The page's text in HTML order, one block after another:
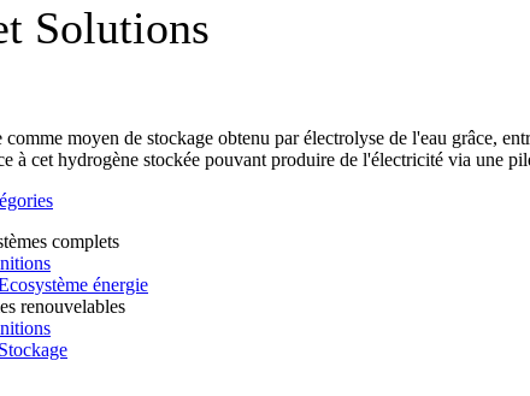
Solutions
moyen de stockage obtenu par électrolyse de l'eau grâce,
à cet hydrogène stockée pouvant produire de l'électricité via une
complets
énergie
renouvelables
Stockage